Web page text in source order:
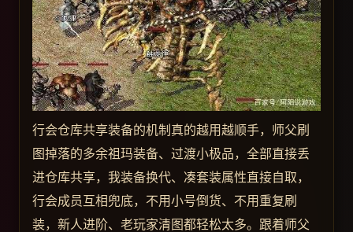
行会仓库共享装备的机制真的越用越顺手，师父刷
图掉落的多余祖玛装备、过渡小极品，全部直接丢
进仓库共享，我装备换代、凑套装属性直接自取，
行会成员互相兜底，不用小号倒货、不用重复刷
装，新人进阶、老玩家清图都轻松太多。跟着师父